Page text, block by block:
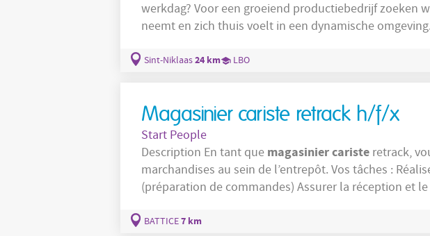
werkdag? Voor een groeiend productiebedrijf zoeken
neemt en zich thuis voelt in een dynamische
Sint-Niklaas24 km LBO
Magasinier cariste retrack h/f/x
Start People
Description En tant que magasiniercaristeretrack,
marchandises au sein de l’entrepôt. Vos tâches : Réaliser les opérations de picking
(préparation de commandes) Assurer la réception et le contrôle des marchandises
camions à
BATTICE7 km